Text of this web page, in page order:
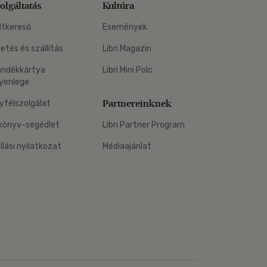
és szállítás
segédlet
nyilatkozat
Kultúra
Események
Libri Magazin
Libri Mini Polc
Partnereinknek
Libri Partner Program
Médiaajánlat